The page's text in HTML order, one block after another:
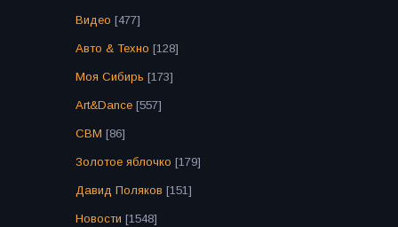
Видео [477]
Авто & Техно [128]
Моя Сибирь [173]
Art&Dance [557]
СВМ [86]
Золотое яблочко [179]
Давид Поляков [151]
Новости [1548]